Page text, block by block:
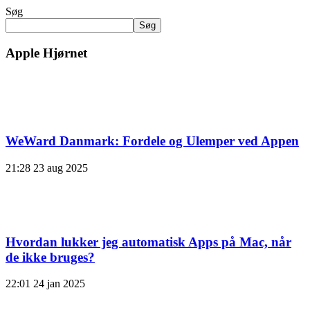
Søg
Søg
Apple Hjørnet
WeWard Danmark: Fordele og Ulemper ved Appen
21:28 23 aug 2025
Hvordan lukker jeg automatisk Apps på Mac, når
de ikke bruges?
22:01 24 jan 2025